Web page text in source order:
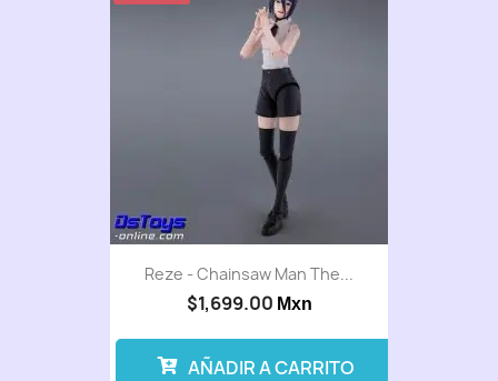
Reze - Chainsaw Man The...
$1,699.00 Mxn
AÑADIR A CARRITO